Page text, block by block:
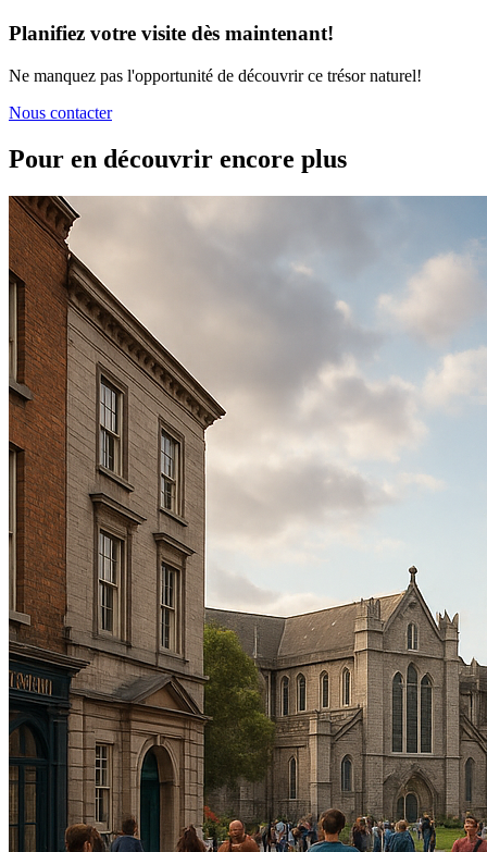
Planifiez votre visite dès maintenant!
Ne manquez pas l'opportunité de découvrir ce trésor naturel!
Nous contacter
Pour en découvrir encore plus